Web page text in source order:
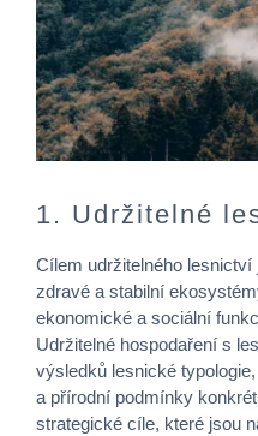
1. Udržitelné
Cílem udržitelného
zdravé a stabilní
ekonomické a sociální
Udržitelné hospodaření s
výsledků lesnické
a přírodní podmínky
strategické cíle, které jsou